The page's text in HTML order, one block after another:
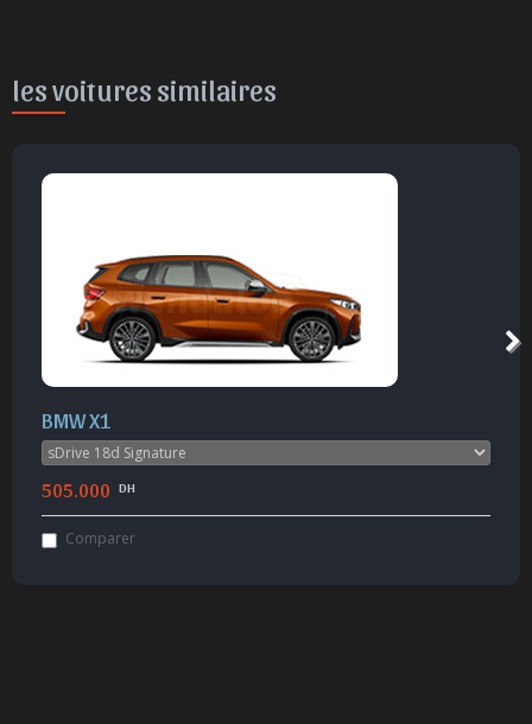
les voitures similaires
BMW X1
505.000 DH
Comparer